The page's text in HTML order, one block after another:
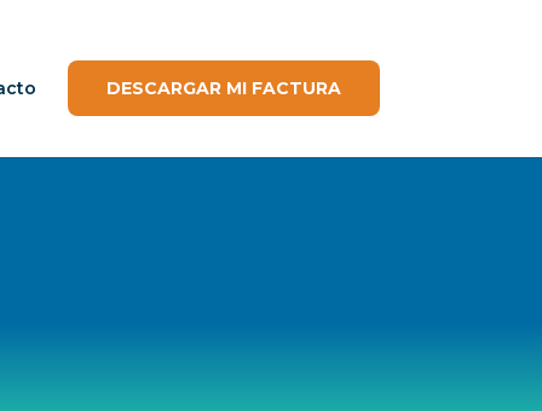
DESCARGAR MI FACTURA